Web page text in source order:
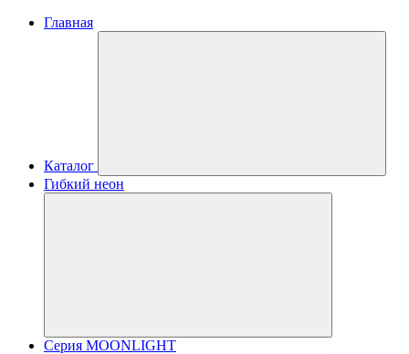
Главная
Каталог
Гибкий неон
Серия MOONLIGHT